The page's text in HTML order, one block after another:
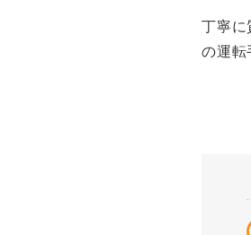
丁寧に
の運転